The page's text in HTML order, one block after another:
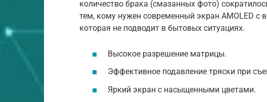
количество брака (смазанных фото)
тем, кому нужен современный экран AMOLED с
которая не подводит в бытовых ситуациях.
Высокое разрешение матрицы.
Эффективное подавление тряски при
Яркий экран с насыщенными цветами.